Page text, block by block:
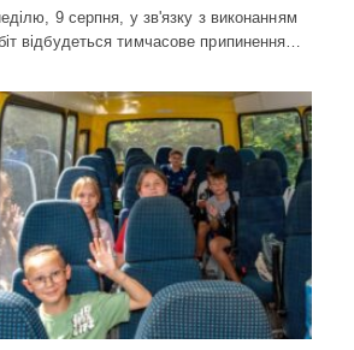
9 серпня, у зв'язку з виконанням
відбудеться тимчасове припинення…